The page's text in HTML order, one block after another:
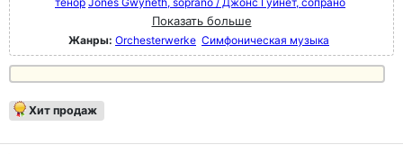
Показать больше
Жанры: Orchesterwerke Симфоническая музыка
Хит продаж